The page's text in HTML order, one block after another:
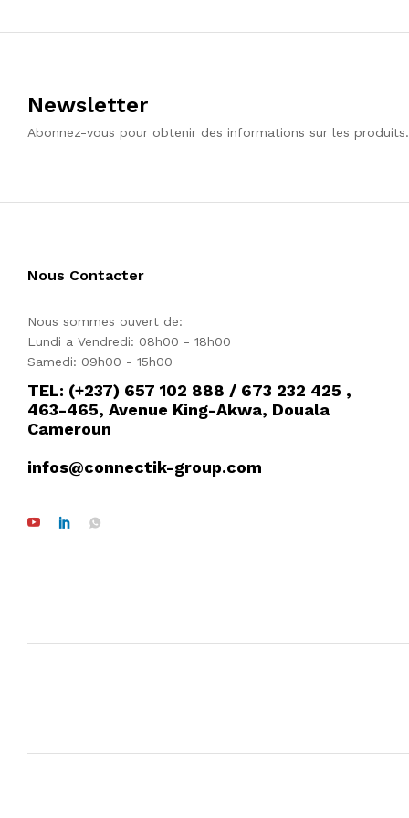
Newsletter
Abonnez-vous pour obtenir des informations sur les produits.
Nous Contacter
Nous sommes ouvert de:
Lundi a Vendredi: 08h00 - 18h00
Samedi: 09h00 - 15h00
TEL: (+237) 657 102 888 / 673 232 425 ,
463-465, Avenue King-Akwa, Douala
Cameroun
infos@connectik-group.com